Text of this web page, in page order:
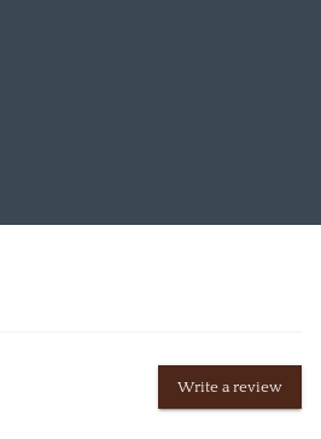
Write a review